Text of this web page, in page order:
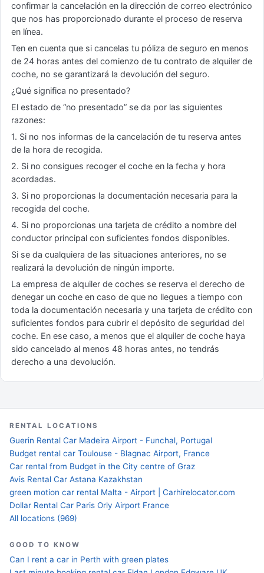
confirmar la cancelación en la dirección de correo electrónico
que nos has proporcionado durante el proceso de reserva
en línea.
Ten en cuenta que si cancelas tu póliza de seguro en menos
de 24 horas antes del comienzo de tu contrato de alquiler de
coche, no se garantizará la devolución del seguro.
¿Qué significa no presentado?
El estado de “no presentado” se da por las siguientes
razones:
1. Si no nos informas de la cancelación de tu reserva antes
de la hora de recogida.
2. Si no consigues recoger el coche en la fecha y hora
acordadas.
3. Si no proporcionas la documentación necesaria para la
recogida del coche.
4. Si no proporcionas una tarjeta de crédito a nombre del
conductor principal con suficientes fondos disponibles.
Si se da cualquiera de las situaciones anteriores, no se
realizará la devolución de ningún importe.
La empresa de alquiler de coches se reserva el derecho de
denegar un coche en caso de que no llegues a tiempo con
toda la documentación necesaria y una tarjeta de crédito con
suficientes fondos para cubrir el depósito de seguridad del
coche. En ese caso, a menos que el alquiler de coche haya
sido cancelado al menos 48 horas antes, no tendrás
derecho a una devolución.
RENTAL LOCATIONS
Guerin Rental Car Madeira Airport - Funchal, Portugal
Budget rental car Toulouse - Blagnac Airport, France
Car rental from Budget in the City centre of Graz
Avis Rental Car Astana Kazakhstan
green motion car rental Malta - Airport | Carhirelocator.com
Dollar Rental Car Paris Orly Airport France
All locations (969)
GOOD TO KNOW
Can I rent a car in Perth with green plates